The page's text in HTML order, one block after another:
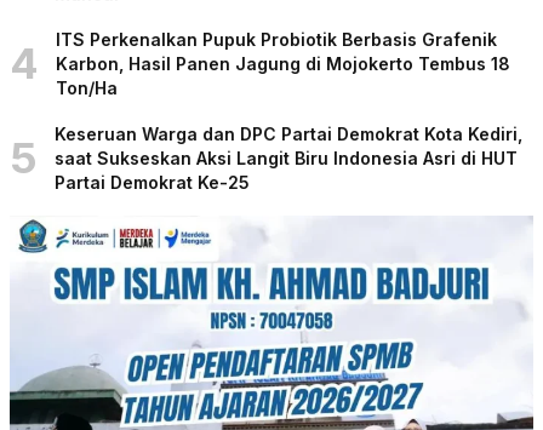
4
ITS Perkenalkan Pupuk Probiotik Berbasis Grafenik
Karbon, Hasil Panen Jagung di Mojokerto Tembus 18
Ton/Ha
5
Keseruan Warga dan DPC Partai Demokrat Kota Kediri,
saat Sukseskan Aksi Langit Biru Indonesia Asri di HUT
Partai Demokrat Ke-25